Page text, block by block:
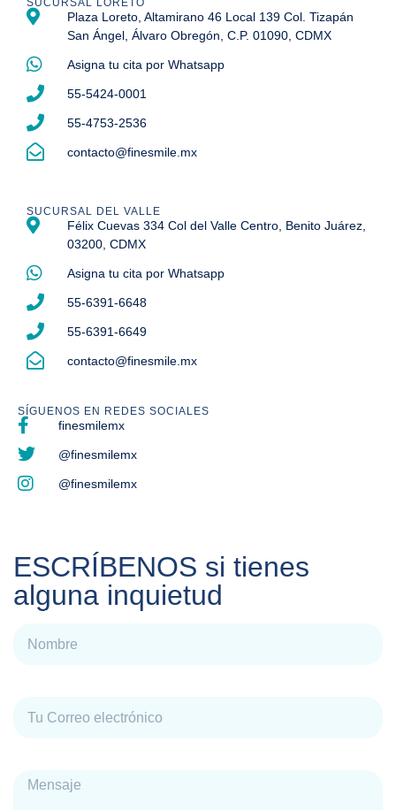
SUCURSAL LORETO
Plaza Loreto, Altamirano 46 Local 139 Col. Tizapán
San Ángel, Álvaro Obregón, C.P. 01090, CDMX
Asigna tu cita por Whatsapp
55-5424-0001
55-4753-2536
contacto@finesmile.mx
SUCURSAL DEL VALLE
Félix Cuevas 334 Col del Valle Centro, Benito Juárez,
03200, CDMX
Asigna tu cita por Whatsapp
55-6391-6648
55-6391-6649
contacto@finesmile.mx
SÍGUENOS EN REDES SOCIALES
finesmilemx
@finesmilemx
@finesmilemx
ESCRÍBENOS si tienes
alguna inquietud
Nombre